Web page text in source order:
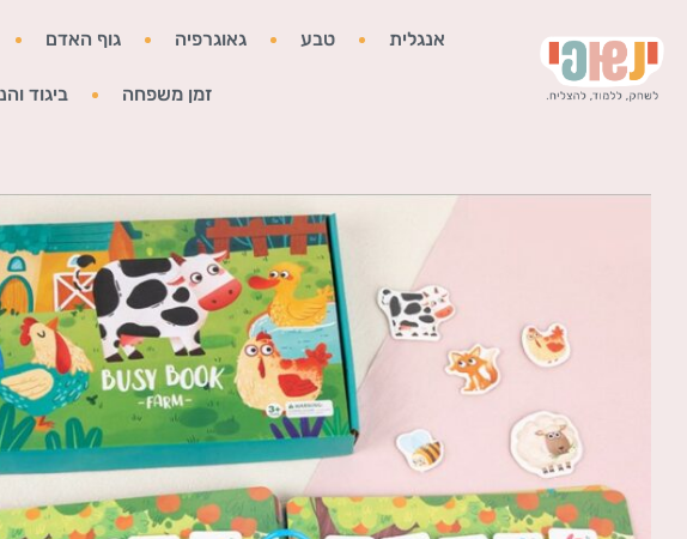
אנגלית טבע גאוגרפיה גוף האדם
זמן משפחה ביגוד